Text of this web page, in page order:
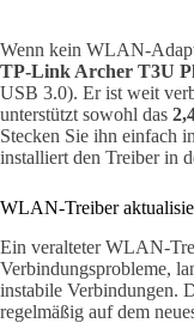
Wenn kein WLAN-
TP-Link Archer T3U
USB 3.0). Er ist weit
unterstützt sowohl das
Stecken Sie ihn einfach
installiert den Treiber in
WLAN-Treiber
Ein veralteter WLAN-
Verbindungsprobleme,
instabile Verbindungen.
regelmäßig auf dem